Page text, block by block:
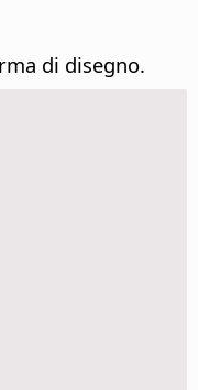
di disegno.